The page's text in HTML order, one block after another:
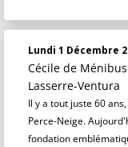
Lundi 1 Décembre
Cécile de
Lasserre-Ventura
Il y a tout juste 60
Perce-Neige.
fondation